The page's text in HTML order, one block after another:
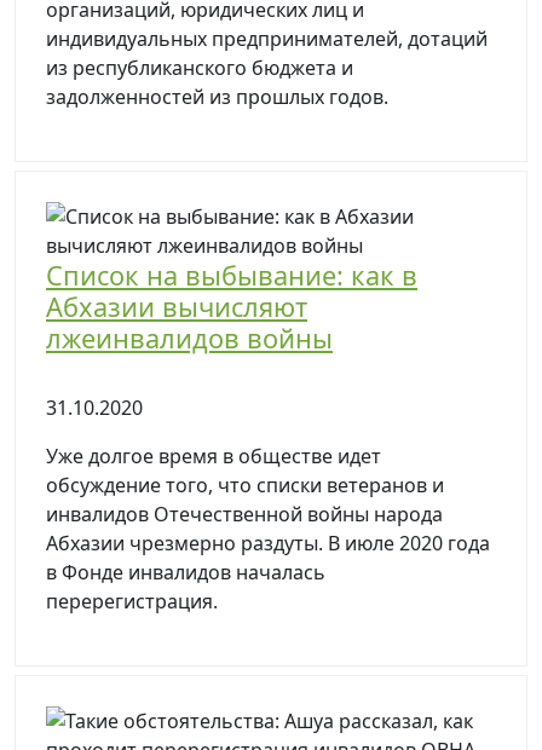
организаций, юридических лиц и
индивидуальных предпринимателей, дотаций
из республиканского бюджета и
задолженностей из прошлых годов.
Список на выбывание: как в
Абхазии вычисляют
лжеинвалидов войны
31.10.2020
Уже долгое время в обществе идет
обсуждение того, что списки ветеранов и
инвалидов Отечественной войны народа
Абхазии чрезмерно раздуты. В июле 2020 года
в Фонде инвалидов началась
перерегистрация.